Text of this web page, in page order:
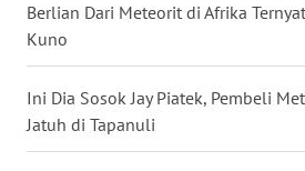
Berlian Dari Meteorit di Afrika
Kuno
Ini Dia Sosok Jay Piatek, Pembeli
Jatuh di Tapanuli
SUMSEL